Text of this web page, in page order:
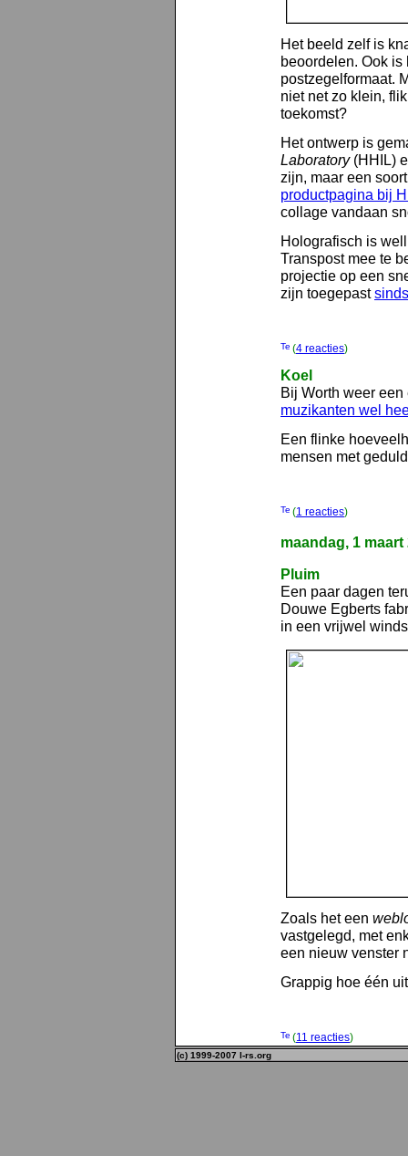
Het beeld zelf is
beoordelen. Ook
postzegelformaat.
niet net zo klein,
toekomst?
Het ontwerp is
Laboratory(HHIL)
zijn, maar een
productpagina bij
collage vandaan
Holografisch is
Transpost mee te
projectie op een
zijn toegepast
(4 reacties)
Koel
Bij Worth weer
muzikanten wel
Een flinke
mensen met
(1 reacties)
maandag, 1 maart
Pluim
Een paar dagen
Douwe Egberts
in een vrijwel
Zoals het een
vastgelegd, met
een nieuw venster
Grappig hoe één
(11 reacties)
(c) 1999-2007 l-rs.org